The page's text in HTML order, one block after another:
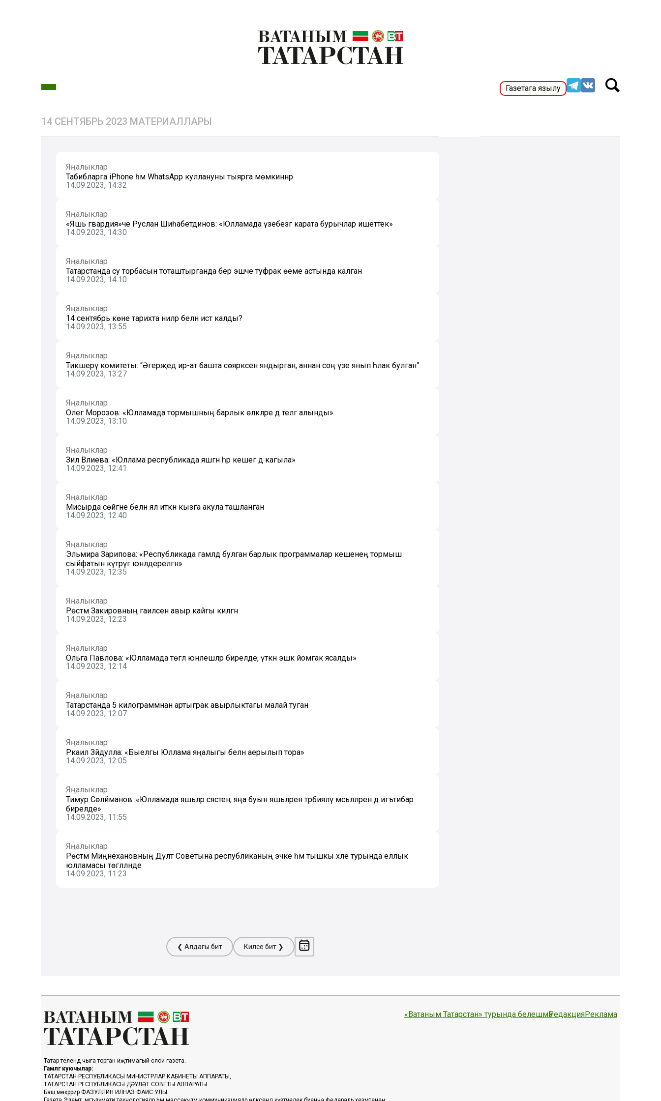
Газетага язылу
14 СЕНТЯБРЬ 2023 МАТЕРИАЛЛАРЫ
Яңалыклар
Табибларга iPhone һәм WhatsApp куллануны тыярга мөмкиннәр
14.09.2023, 14:32
Яңалыклар
«Яшь гвардия»че Руслан Шиһабетдинов: «Юлламада үзебезгә карата бурычлар ишеттек»
14.09.2023, 14:30
Яңалыклар
Татарстанда су торбасын тоташтырганда бер эшче туфрак өеме астында калган
14.09.2023, 14:10
Яңалыклар
14 сентябрь көне тарихта ниләр белән истә калды?
14.09.2023, 13:55
Яңалыклар
Тикшерү комитеты: “Әгерҗедә ир-ат башта сөяркәсен яндырган, аннан соң үзе янып һәлак булган”
14.09.2023, 13:27
Яңалыклар
Олег Морозов: «Юлламада тормышның барлык өлкәләре дә телгә алынды»
14.09.2023, 13:10
Яңалыклар
Зилә Вәлиева: «Юллама республикада яшәгән һәр кешегә дә кагыла»
14.09.2023, 12:41
Яңалыклар
Мисырда сөйгәне белән ял иткән кызга акула ташланган
14.09.2023, 12:40
Яңалыклар
Эльмира Зарипова: «Республикада гамәлдә булган барлык программалар кешенең тормыш
сыйфатын күтәрүгә юнәлдерелгән»
14.09.2023, 12:35
Яңалыклар
Рөстәм Закировның гаиләсенә авыр кайгы килгән
14.09.2023, 12:23
Яңалыклар
Ольга Павлова: «Юлламада төгәл юнәлешләр бирелде, үткән эшкә йомгак ясалды»
14.09.2023, 12:14
Яңалыклар
Татарстанда 5 килограммнан артыграк авырлыктагы малай туган
14.09.2023, 12:07
Яңалыклар
Ркаил Зәйдулла: «Быелгы Юллама яңалыгы белән аерылып тора»
14.09.2023, 12:05
Яңалыклар
Тимур Сөләйманов: «Юлламада яшьләр сәясәтенә, яңа буын яшьләрен тәрбияләү мәсьәләләренә дә игътибар
бирелде»
14.09.2023, 11:55
Яңалыклар
Рөстәм Миңнехановның Дәүләт Советына республиканың эчке һәм тышкы хәле турында еллык
юлламасы төгәлләнде
14.09.2023, 11:23
❮ Алдагы бит Киләсе бит ❯
Татар телендә чыга торган иҗтимагый-сәяси газета.
Гамәлгә куючылар:
ТАТАРСТАН РЕСПУБЛИКАСЫ МИНИСТРЛАР КАБИНЕТЫ АППАРАТЫ,
ТАТАРСТАН РЕСПУБЛИКАСЫ ДӘҮЛӘТ СОВЕТЫ АППАРАТЫ.
Баш мөхәррир ФАЗУЛЛИН ИЛНАЗ ФАИС УЛЫ.
«Ватаным Татарстан» турында белешмәРедакцияРеклама